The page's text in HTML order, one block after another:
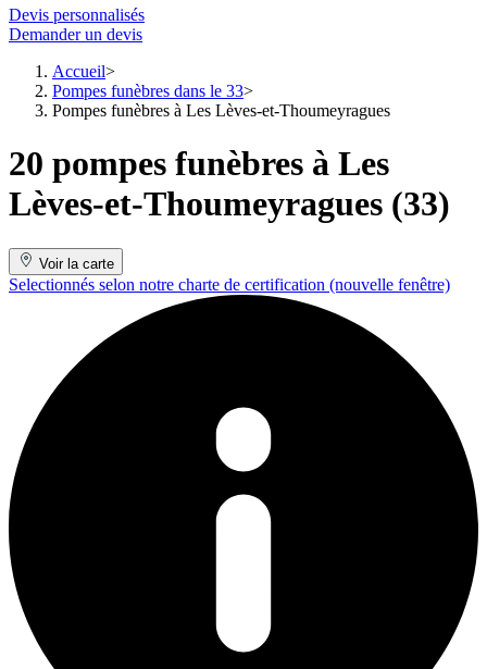
Devis personnalisés
Demander un devis
Accueil
Pompes funèbres dans le 33
Pompes funèbres à Les Lèves-et-Thoumeyragues
20 pompes funèbres à Les
Lèves-et-Thoumeyragues (33)
Voir la carte
Selectionnés selon notre charte de certification (nouvelle fenêtre)